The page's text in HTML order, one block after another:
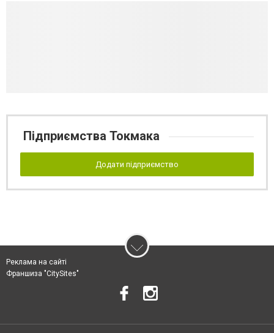
Підприємства Токмака
Додати підприємство
Реклама на сайті
Франшиза "CitySites"